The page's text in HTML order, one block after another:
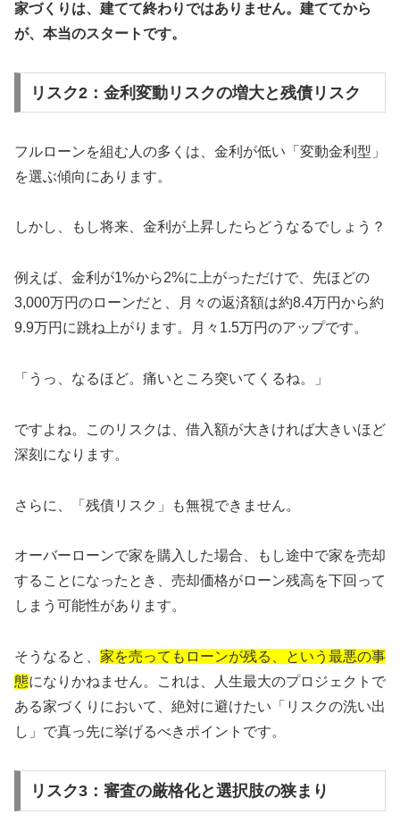
家づくりは、建てて終わりではありません。建ててから
が、本当のスタートです。
リスク2：金利変動リスクの増大と残債リスク
フルローンを組む人の多くは、金利が低い「変動金利型」
を選ぶ傾向にあります。
しかし、もし将来、金利が上昇したらどうなるでしょう？
例えば、金利が1%から2%に上がっただけで、先ほどの
3,000万円のローンだと、月々の返済額は約8.4万円から約
9.9万円に跳ね上がります。月々1.5万円のアップです。
「うっ、なるほど。痛いところ突いてくるね。」
ですよね。このリスクは、借入額が大きければ大きいほど
深刻になります。
さらに、「残債リスク」も無視できません。
オーバーローンで家を購入した場合、もし途中で家を売却
することになったとき、売却価格がローン残高を下回って
しまう可能性があります。
そうなると、 家を売ってもローンが残る、という最悪の事
態になりかねません。これは、人生最大のプロジェクトで
ある家づくりにおいて、絶対に避けたい「リスクの洗い出
し」で真っ先に挙げるべきポイントです。
リスク3：審査の厳格化と選択肢の狭まり